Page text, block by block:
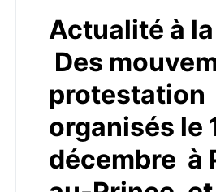
Actualité à
Des
protestation
organisés le
décembre à